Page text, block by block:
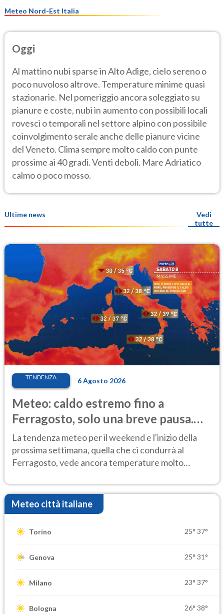
Meteo Nord-Est Italia
Oggi
Al mattino nubi sparse in Alto Adige, cielo sereno o
poco nuvoloso altrove. Temperature minime quasi
stazionarie. Nel pomeriggio ancora soleggiato su
pianure e coste, nubi in aumento con possibili locali
rovesci o temporali nel settore alpino con possibile
coinvolgimento serale anche delle pianure vicine
del Veneto. Clima sempre molto caldo con punte
prossime ai 40 gradi. Venti deboli. Mare Adriatico
calmo o poco mosso.
Ultime news
Vedi
tutte
TENDENZA 6 Agosto 2026
Meteo: caldo estremo fino a
Ferragosto, solo una breve pausa.
Ecco dove
La tendenza meteo per il weekend e l'inizio della
prossima settimana, quella che ci condurrà al
Ferragosto, vede ancora temperature molto
Meteo città italiane
Torino 25° 37°
Genova 25° 31°
Milano 23° 37°
Bologna 26° 38°